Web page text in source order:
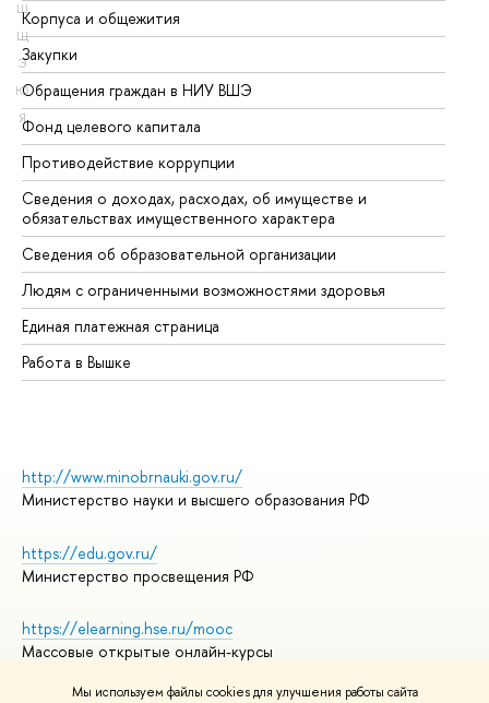
Мы используем файлы cookies для улучшения работы сайта
Ш
Щ
Э
Ю
Я
Корпуса и общежития
Закупки
Обращения граждан в НИУ ВШЭ
Фонд целевого капитала
Противодействие коррупции
Сведения о доходах, расходах, об имуществе и
обязательствах имущественного характера
Сведения об образовательной организации
Людям с ограниченными возможностями здоровья
Единая платежная страница
Работа в Вышке
http://www.minobrnauki.gov.ru/
Министерство науки и высшего образования РФ
https://edu.gov.ru/
Министерство просвещения РФ
https://elearning.hse.ru/mooc
Массовые открытые онлайн-курсы